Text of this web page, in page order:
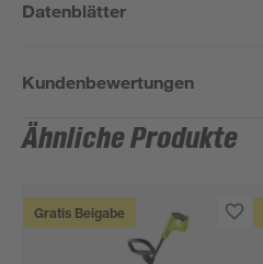
Datenblätter
Kundenbewertungen
Ähnliche Produkte
Gratis Beigabe